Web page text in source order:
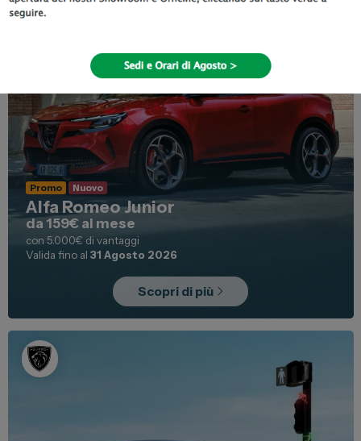
Promo Nuovo
Alfa Romeo Junior
da 159€ al mese
con 5.000€ di vantaggi
Valida fino al31 Agosto 2026
Scopri di più